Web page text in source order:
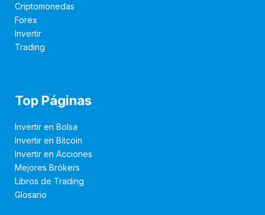
Criptomonedas
Forex
Invertir
Trading
Top Páginas
Invertir en Bolsa
Invertir en Bitcoin
Invertir en Acciones
Mejores Brókers
Libros de Trading
Glosario